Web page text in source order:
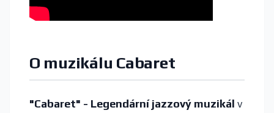
O muzikálu Cabaret
"Cabaret" - Legendární jazzový muzikál v